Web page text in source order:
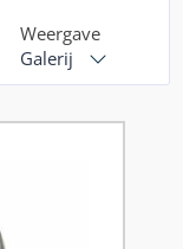
Weergave
Galerij